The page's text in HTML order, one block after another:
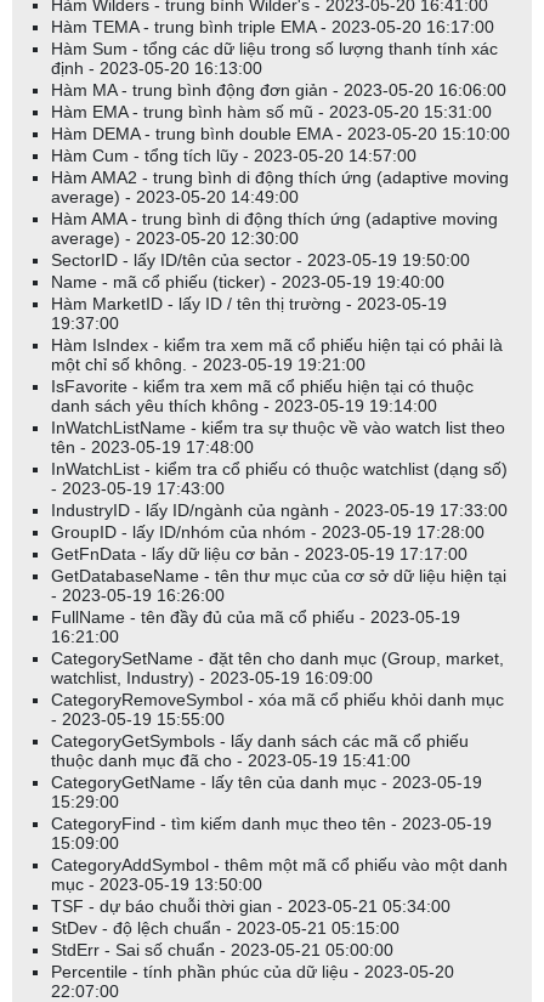
Hàm Wilders - trung bình Wilder's - 2023-05-20 16:41:00
Hàm TEMA - trung bình triple EMA - 2023-05-20 16:17:00
Hàm Sum - tổng các dữ liệu trong số lượng thanh tính xác
định - 2023-05-20 16:13:00
Hàm MA - trung bình động đơn giản - 2023-05-20 16:06:00
Hàm EMA - trung bình hàm số mũ - 2023-05-20 15:31:00
Hàm DEMA - trung bình double EMA - 2023-05-20 15:10:00
Hàm Cum - tổng tích lũy - 2023-05-20 14:57:00
Hàm AMA2 - trung bình di động thích ứng (adaptive moving
average) - 2023-05-20 14:49:00
Hàm AMA - trung bình di động thích ứng (adaptive moving
average) - 2023-05-20 12:30:00
SectorID - lấy ID/tên của sector - 2023-05-19 19:50:00
Name - mã cổ phiếu (ticker) - 2023-05-19 19:40:00
Hàm MarketID - lấy ID / tên thị trường - 2023-05-19
19:37:00
Hàm IsIndex - kiểm tra xem mã cổ phiếu hiện tại có phải là
một chỉ số không. - 2023-05-19 19:21:00
IsFavorite - kiểm tra xem mã cổ phiếu hiện tại có thuộc
danh sách yêu thích không - 2023-05-19 19:14:00
InWatchListName - kiểm tra sự thuộc về vào watch list theo
tên - 2023-05-19 17:48:00
InWatchList - kiểm tra cổ phiếu có thuộc watchlist (dạng số)
- 2023-05-19 17:43:00
IndustryID - lấy ID/ngành của ngành - 2023-05-19 17:33:00
GroupID - lấy ID/nhóm của nhóm - 2023-05-19 17:28:00
GetFnData - lấy dữ liệu cơ bản - 2023-05-19 17:17:00
GetDatabaseName - tên thư mục của cơ sở dữ liệu hiện tại
- 2023-05-19 16:26:00
FullName - tên đầy đủ của mã cổ phiếu - 2023-05-19
16:21:00
CategorySetName - đặt tên cho danh mục (Group, market,
watchlist, Industry) - 2023-05-19 16:09:00
CategoryRemoveSymbol - xóa mã cổ phiếu khỏi danh mục
- 2023-05-19 15:55:00
CategoryGetSymbols - lấy danh sách các mã cổ phiếu
thuộc danh mục đã cho - 2023-05-19 15:41:00
CategoryGetName - lấy tên của danh mục - 2023-05-19
15:29:00
CategoryFind - tìm kiếm danh mục theo tên - 2023-05-19
15:09:00
CategoryAddSymbol - thêm một mã cổ phiếu vào một danh
mục - 2023-05-19 13:50:00
TSF - dự báo chuỗi thời gian - 2023-05-21 05:34:00
StDev - độ lệch chuẩn - 2023-05-21 05:15:00
StdErr - Sai số chuẩn - 2023-05-21 05:00:00
Percentile - tính phần phúc của dữ liệu - 2023-05-20
22:07:00